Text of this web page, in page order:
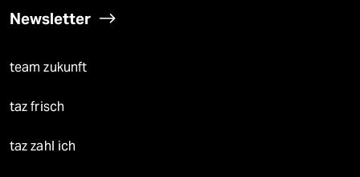
Newsletter
team zukunft
taz frisch
taz zahl ich